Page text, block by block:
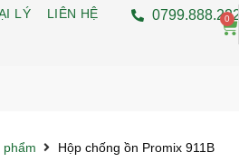
LÝ LIÊN HỆ 0799.888.222
0
phẩm Hộp chống ồn Promix 911B